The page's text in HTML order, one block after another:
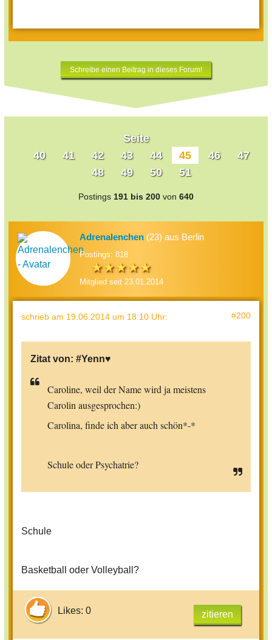
Schreibe einen Beitrag in dieses Forum!
Seite
40
41 42 43 44 45 46
47
48
49 50 51
Postings 191 bis 200 von 640
Adrenalenchen (23) aus Berlin
Postings: 818
Mitglied seit 23.01.2014
schrieb am 19.06.2014 um 18:10 Uhr: #200
Zitat von: #Yenn♥
Caroline, weil der Name wird ja meistens
Carolin ausgesprochen:)
Carolina, finde ich aber auch schön*-*
Schule oder Psychatrie?
Schule
Basketball oder Volleyball?
Likes: 0 zitieren